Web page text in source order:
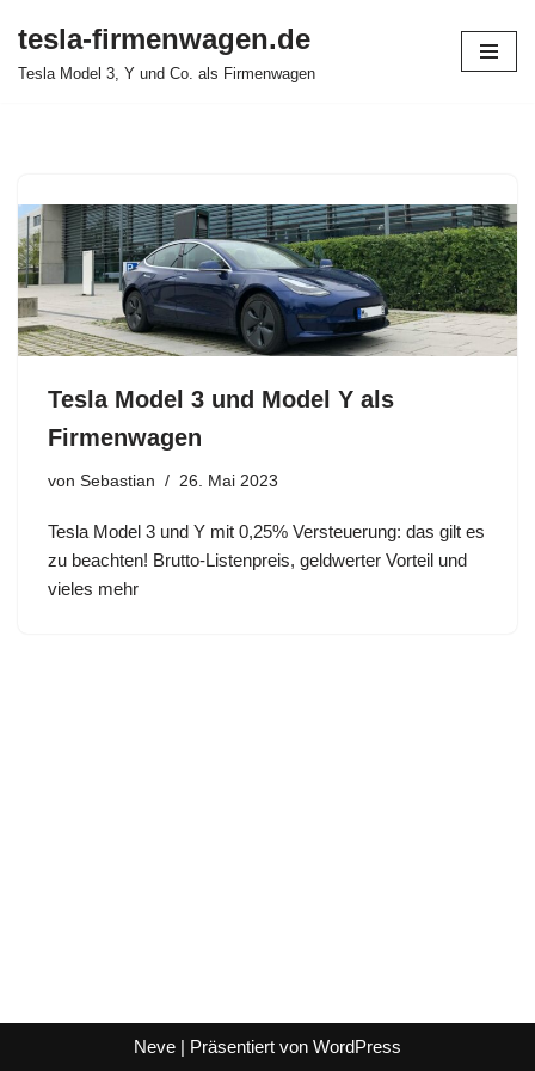
Zum
tesla-firmenwagen.de
Tesla Model 3, Y und Co. als Firmenwagen
Tesla Model 3 und Model Y als
Firmenwagen
von Sebastian 26. Mai 2023
Tesla Model 3 und Y mit 0,25% Versteuerung: das gilt es
zu beachten! Brutto-Listenpreis, geldwerter Vorteil und
vieles mehr
Neve | Präsentiert von WordPress